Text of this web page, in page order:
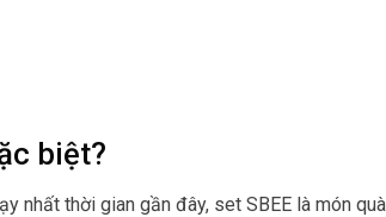
biệt?
nhất thời gian gần đây, set SBEE là món